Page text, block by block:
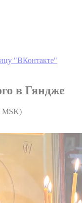
"ВКонтакте"
в Гяндже
MSK)